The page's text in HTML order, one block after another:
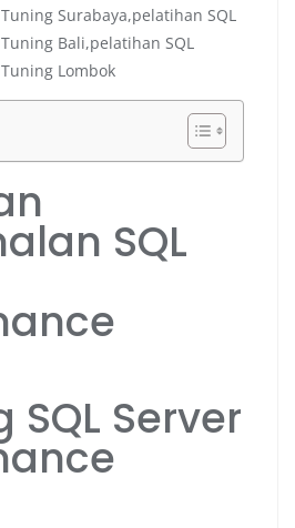
SQL
SQL Server